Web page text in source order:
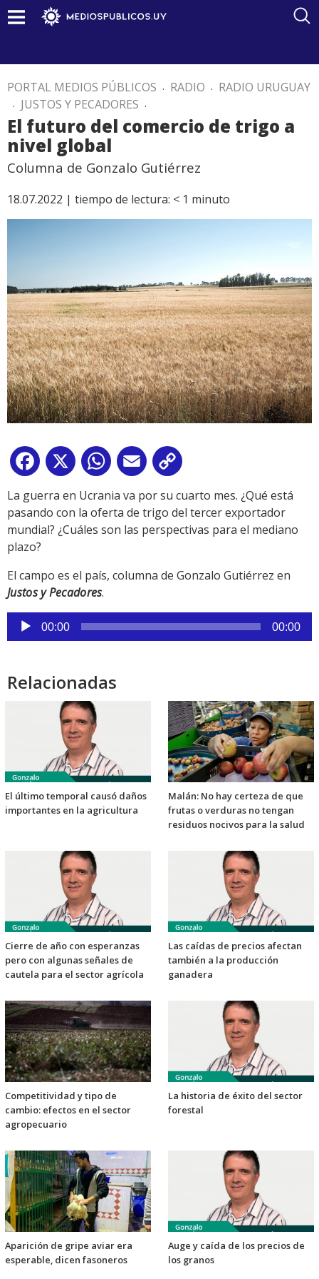
PORTAL MEDIOS PÚBLICOS . RADIO . RADIO URUGUAY
. JUSTOS Y PECADORES .
El futuro del comercio de trigo a
nivel global
Columna de Gonzalo Gutiérrez
18.07.2022 | tiempo de lectura: < 1 minuto
Facebook
X WhatsApp
Email
Link
La guerra en Ucrania va por su cuarto mes. ¿Qué está
pasando con la oferta de trigo del tercer exportador
mundial? ¿Cuáles son las perspectivas para el mediano
plazo?
El campo es el país, columna de Gonzalo Gutiérrez en
Justos y Pecadores.
Reproductor
de
00:00 00:00
Relacionadas
El último temporal causó daños
importantes en la agricultura
Malán: No hay certeza de que
frutas o verduras no tengan
residuos nocivos para la salud
Cierre de año con esperanzas
pero con algunas señales de
cautela para el sector agrícola
Las caídas de precios afectan
también a la producción
ganadera
Competitividad y tipo de
cambio: efectos en el sector
agropecuario
La historia de éxito del sector
forestal
Aparición de gripe aviar era
esperable, dicen fasoneros
Auge y caída de los precios de
los granos